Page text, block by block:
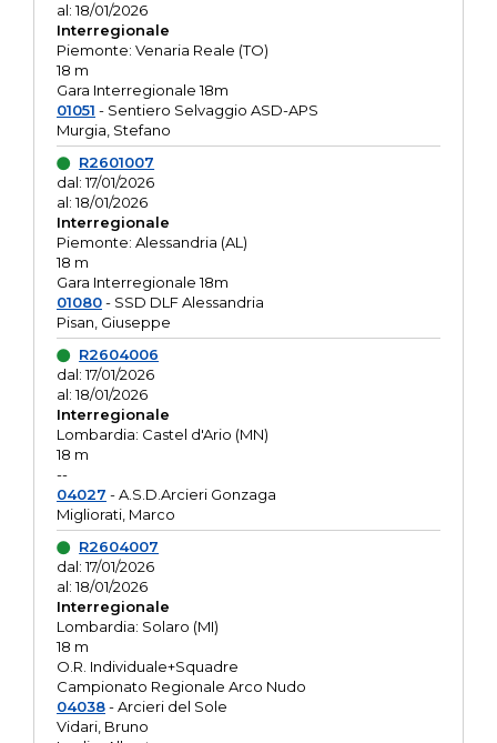
al: 18/01/2026
Interregionale
Piemonte: Venaria Reale (TO)
18 m
Gara Interregionale 18m
01051 - Sentiero Selvaggio ASD-APS
Murgia, Stefano
R2601007
dal: 17/01/2026
al: 18/01/2026
Interregionale
Piemonte: Alessandria (AL)
18 m
Gara Interregionale 18m
01080- SSD DLF Alessandria
Pisan, Giuseppe
R2604006
dal: 17/01/2026
al: 18/01/2026
Interregionale
Lombardia: Castel d'Ario (MN)
18 m
--
04027 - A.S.D.Arcieri Gonzaga
Migliorati, Marco
R2604007
dal: 17/01/2026
al: 18/01/2026
Interregionale
Lombardia: Solaro (MI)
18 m
O.R. Individuale+Squadre
Campionato Regionale Arco Nudo
04038- Arcieri del Sole
Vidari, Bruno